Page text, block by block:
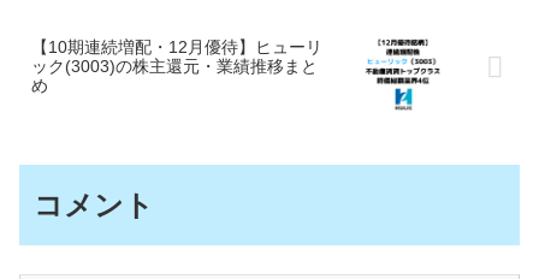
【10期連続増配・12月優待】ヒューリ
ック(3003)の株主還元・業績推移まと
め
コメント